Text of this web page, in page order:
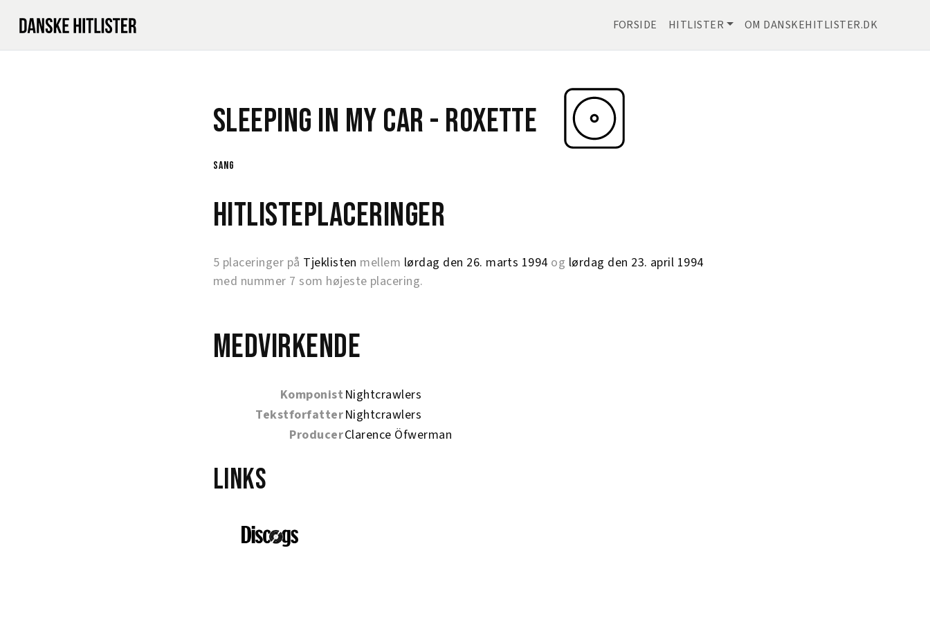
FORSIDE HITLISTER OM DANSKEHITLISTER.DK
Sleeping In My Car - Roxette
sang
Hitlisteplaceringer
5 placeringer på Tjeklisten mellem lørdag den 26. marts 1994 og lørdag den 23. april 1994
med nummer 7 som højeste placering.
Medvirkende
Komponist Nightcrawlers
TekstforfatterNightcrawlers
ProducerClarence Öfwerman
Links